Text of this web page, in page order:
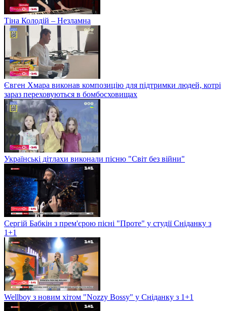
Тіна Колодій – Незламна
Євген Хмара виконав композицію для підтримки людей, котрі
зараз переховуються в бомбосховищах
Українські дітлахи виконали пісню "Світ без війни"
Сергій Бабкін з прем'єрою пісні "Проте" у студії Сніданку з
1+1
Wellboy з новим хітом "Nozzy Bossy" у Сніданку з 1+1